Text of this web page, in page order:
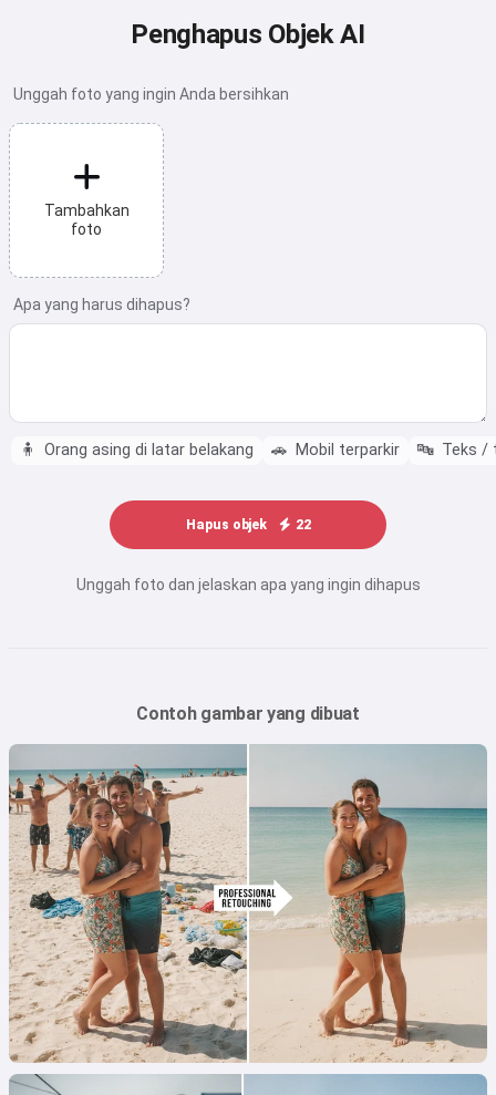
Penghapus Objek AI
Unggah foto yang ingin Anda bersihkan
Tambahkan
foto
Apa yang harus dihapus?
🧍 Orang asing di latar belakang 🚗 Mobil terparkir 🔤 Teks /
Hapus objek 22
Unggah foto dan jelaskan apa yang ingin dihapus
Contoh gambar yang dibuat